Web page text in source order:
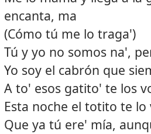
encanta, ma
(Cómo tú me lo traga')
Tú y yo no somos na',
Yo soy el cabrón que
A to' esos gatito' te los
Esta noche el totito te
Que ya tú ere' mía,